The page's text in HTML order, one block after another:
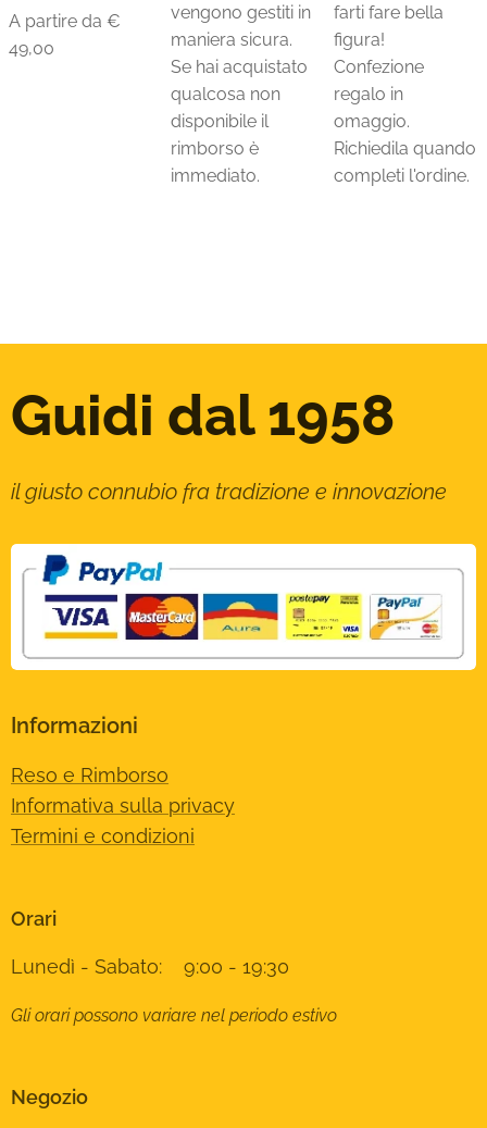
A partire da €
49,00
vengono gestiti in
maniera sicura.
Se hai acquistato
qualcosa non
disponibile il
rimborso è
immediato.
farti fare bella
figura!
Confezione
regalo in
omaggio.
Richiedila quando
completi l'ordine.
Guidi dal 1958
il giusto connubio fra tradizione e innovazione
Informazioni
Reso e Rimborso
Informativa sulla privacy
Termini e condizioni
Orari
Lunedì - Sabato: 9:00 - 19:30
Gli orari possono variare nel periodo estivo
Negozio